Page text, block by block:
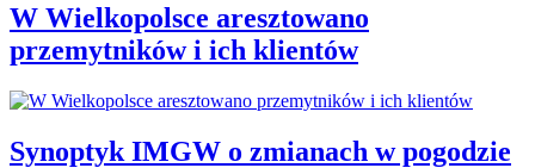
W Wielkopolsce aresztowano
przemytników i ich klientów
Synoptyk IMGW o zmianach w pogodzie